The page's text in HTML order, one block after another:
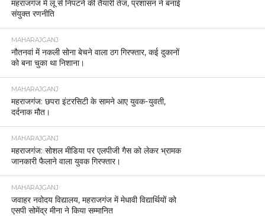
महराजगंज में लू से निपटने की तैयारी तेज, प्रशासन ने बनाई
संयुक्त रणनीति
MAHARAJGANJ
नौतनवां में नकली सोना बेचने वाला ठग गिरफ्तार, कई दुकानों
को बना चुका था निशाना।
MAHARAJGANJ
महराजगंज: छपरा इंटरसिटी के सामने आए युवक-युवती,
दर्दनाक मौत।
MAHARAJGANJ
महराजगंज: सोशल मीडिया पर एलपीजी गैस को लेकर भ्रामक
जानकारी फैलाने वाला युवक गिरफ्तार।
MAHARAJGANJ
जवाहर नवोदय विद्यालय, महराजगंज में मेधावी विद्यार्थियों को
एसपी सोमेंद्र मीना ने किया सम्मानित